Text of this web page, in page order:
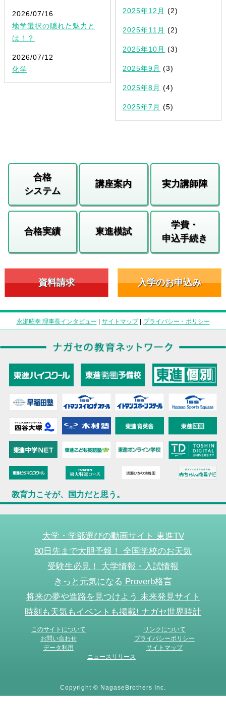
2026/07/16
地学選択の隠れた魅力と
は！？
2026/07/12
化学
2025年12月 (2)
2025年11月 (2)
2025年10月 (3)
2025年9月 (3)
2025年8月 (4)
2025年7月 (5)
合格
システム
講座案内 実力講師陣
合格実績 東進模試
学費・
申込手続き
資料請求 入学のお申込み
永瀬昭幸 理事長インタビュー | サイトマップ| プライバシー・ポリシー
教育力こそが、国力だと思う。
大学・学部選びの動画サイト 東進TV
90日先まで大胆予報！ 全国学校のお天気
受験生必見！ 大学情報・入試情報
きっと元気になる Proverb格言
将来の夢や進路を見つけよう 未来発見サイト
時刻も天気もイベントも掲載! ナガセ世界時計
このサイトについて
リンクについて
お問い合わせ
プライバシーポリシー
データ利用
サイトマップ
ニュースリリース
Copyright © NagaseBrothers Inc.